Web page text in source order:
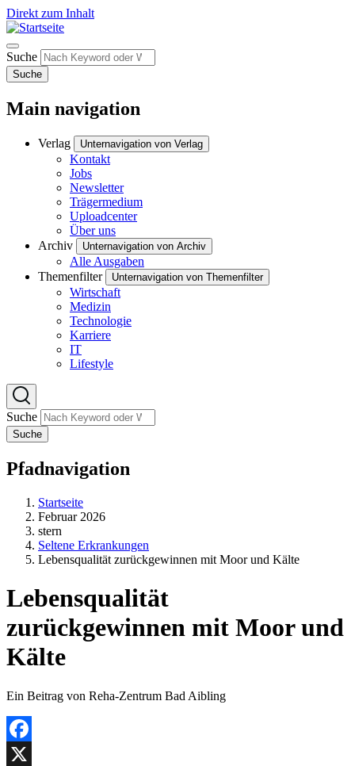
Direkt zum Inhalt
Suche
Suche
Main navigation
Verlag Unternavigation von Verlag
Kontakt
Jobs
Newsletter
Trägermedium
Uploadcenter
Über uns
Archiv
Unternavigation von Archiv
Alle Ausgaben
Themenfilter
Unternavigation von Themenfilter
Wirtschaft
Medizin
Technologie
Karriere
IT
Lifestyle
Suche
Suche
Pfadnavigation
Startseite
Februar 2026
stern
Seltene Erkrankungen
Lebensqualität zurückgewinnen mit Moor und Kälte
Lebensqualität
zurückgewinnen mit Moor und
Kälte
Ein Beitrag von Reha-Zentrum Bad Aibling
Facebook